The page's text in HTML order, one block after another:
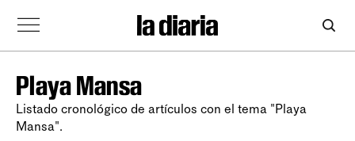
Playa Mansa
Listado cronológico de artículos con el tema "Playa
Mansa".